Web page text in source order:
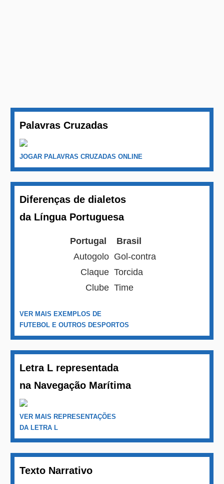
Palavras Cruzadas
JOGAR PALAVRAS CRUZADAS ONLINE
Diferenças de dialetos
da Língua Portuguesa
Portugal
Brasil
Autogolo Gol-contra
Claque Torcida
Clube Time
VER MAIS EXEMPLOS DE
FUTEBOL E OUTROS DESPORTOS
Letra L representada
na Navegação Marítima
VER MAIS REPRESENTAÇÕES
DA LETRA L
Texto Narrativo